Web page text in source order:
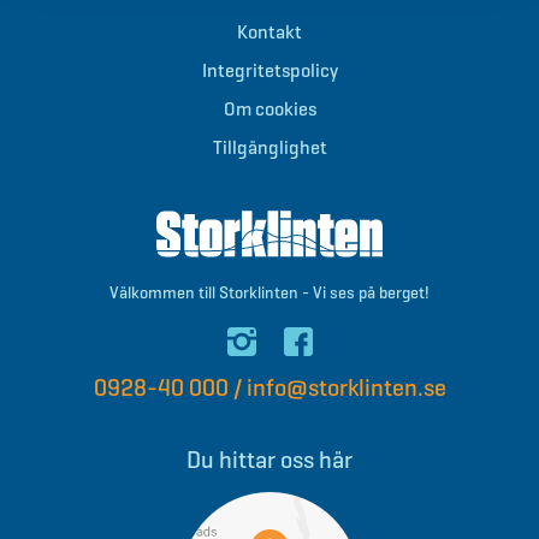
Kontakt
Integritetspolicy
Om cookies
Tillgänglighet
Välkommen till Storklinten - Vi ses på berget!
0928-40 000 / info@storklinten.se
Du hittar oss här